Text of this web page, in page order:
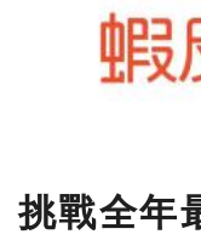
挑戰全年